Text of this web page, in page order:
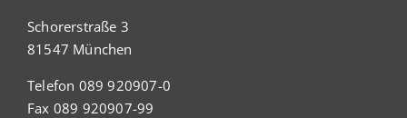
Schorerstraße 3
81547 München
Telefon 089 920907-0
Fax 089 920907-99